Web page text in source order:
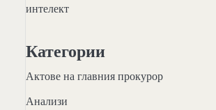
интелект
Категории
Актове на главния прокурор
Анализи